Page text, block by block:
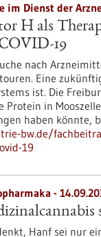
im Dienst der
H als
19
nach
Eine
ist. Die
in
haben könnte,
bw.de/
19
-
Hanf sei nur